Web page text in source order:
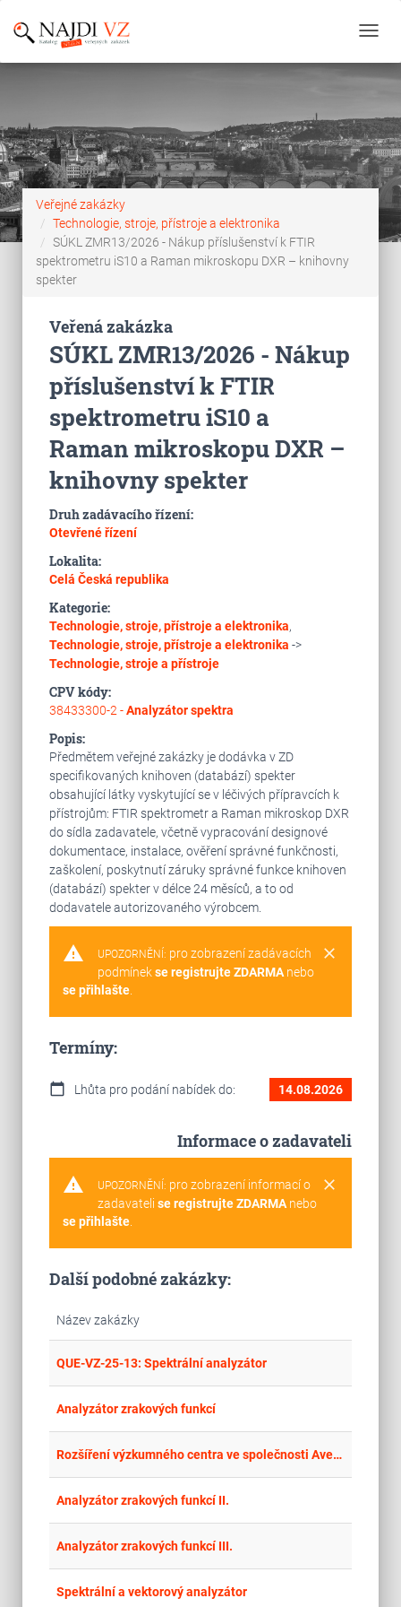
Veřejné zakázky
Technologie, stroje, přístroje a elektronika
SÚKL ZMR13/2026 - Nákup příslušenství k FTIR
spektrometru iS10 a Raman mikroskopu DXR – knihovny
spekter
Veřená zakázka
SÚKL ZMR13/2026 - Nákup
příslušenství k FTIR
spektrometru iS10 a
Raman mikroskopu DXR –
knihovny spekter
Druh zadávacího řízení:
Otevřené řízení
Lokalita:
Celá Česká republika
Kategorie:
Technologie, stroje, přístroje a elektronika,
Technologie, stroje, přístroje a elektronika ->
Technologie, stroje a přístroje
CPV kódy:
38433300-2 -Analyzátor spektra
Popis:
Předmětem veřejné zakázky je dodávka v ZD
specifikovaných knihoven (databází) spekter
obsahující látky vyskytující se v léčivých přípravcích k
přístrojům: FTIR spektrometr a Raman mikroskop DXR
do sídla zadavatele, včetně vypracování designové
dokumentace, instalace, ověření správné funkčnosti,
zaškolení, poskytnutí záruky správné funkce knihoven
(databází) spekter v délce 24 měsíců, a to od
dodavatele autorizovaného výrobcem.
warning clear
UPOZORNĚNÍ: pro zobrazení zadávacích
podmínekse registrujte ZDARMAnebo
se přihlašte.
Termíny:
calendar_today Lhůta pro podání nabídek do: 14.08.2026
Informace o zadavateli
warning clear
UPOZORNĚNÍ: pro zobrazení informací o
zadavateli se registrujte ZDARMAnebo
se přihlašte.
Další podobné zakázky:
Název zakázky
QUE-VZ-25-13: Spektrální analyzátor
Analyzátor zrakových funkcí
Rozšíření výzkumného centra ve společnosti Aveo Engineering Group, s.r.o.
Analyzátor zrakových funkcí II.
Analyzátor zrakových funkcí III.
Spektrální a vektorový analyzátor